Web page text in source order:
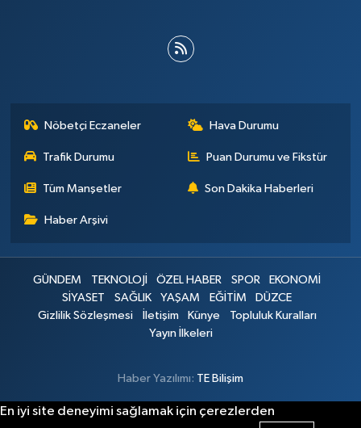
Nöbetçi Eczaneler Hava Durumu
Trafik Durumu Puan Durumu ve Fikstür
Tüm Manşetler Son Dakika Haberleri
Haber Arşivi
GÜNDEM TEKNOLOJİ ÖZEL HABER SPOR
EKONOMİ
SİYASET
SAĞLIK YAŞAM EĞİTİM
DÜZCE
Gizlilik Sözleşmesi
İletişim Künye
Topluluk Kuralları
Yayın İlkeleri
Haber Yazılımı: TE Bilişim
En iyi site deneyimi sağlamak için çerezlerden